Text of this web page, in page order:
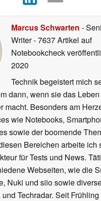
Marcus Schwarten -
Writer- 7637 Artikel auf
Notebookcheck
2020
Technik begeistert mich
dann, wenn sie das
macht. Besonders am
wie Notebooks,
sowie der boomende
Bereichen arbeite ich
für Tests und News.
Webseiten, wie die
Nuki und siio sowie
Techradar. Seit